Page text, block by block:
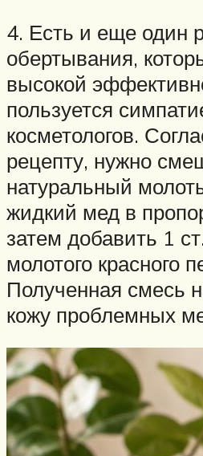
4. Есть и еще один
обертывания,
высокой
пользуется
косметологов.
рецепту, нужно
натуральный
жидкий мед в
затем добавить 1
молотого красного
Полученная смесь
кожу проблемных